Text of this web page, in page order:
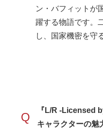
ン・バフィットが
躍する物語です。
し、国家機密を守
Q
『L/R -Licensed
キャラクターの魅